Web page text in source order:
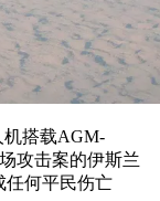
机搭载AGM-
攻击案的伊斯兰
任何平民伤亡